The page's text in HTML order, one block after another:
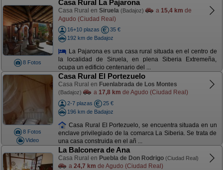
8 Fotos
Casa Rural La Pajarona
Casa Rural en Siruela (Badajoz) a 15,4 km de
Agudo (Ciudad Real)
16+10 plazas
35 €
192 km de Badajoz
La Pajarona es una casa rural situada en el centro de
la localidad de Siruela, en plena Siberia Extremeña,
ocupa un edificio centenario del ...
8 Fotos
Video
Casa Rural El Portezuelo
Casa Rural en Fuenlabrada de Los Montes
(Badajoz) a 17,8 km de Agudo (Ciudad Real)
2-7 plazas
25 €
196 km de Badajoz
Casa Rural El Portezuelo, se encuentra situada en un
enclave privilegiado de la comarca La Siberia. Se trata de
una casa construida en el añ ...
La Balconera de Ana
Casa Rural en Puebla de Don Rodrigo (Ciudad Real)
a 24,7 km de Agudo (Ciudad Real)